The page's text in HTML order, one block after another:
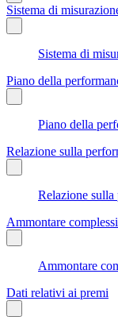
Sistema di
Sistema di
Piano della
Piano della
Relazione sulla
Relazione sulla
Ammontare
Ammontare
Dati relativi ai premi